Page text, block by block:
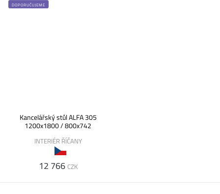
DOPORUČUJEME
Kancelářský stůl ALFA 305
1200x1800 / 800x742
INTERIÉR ŘÍČANY
12 766 CZK